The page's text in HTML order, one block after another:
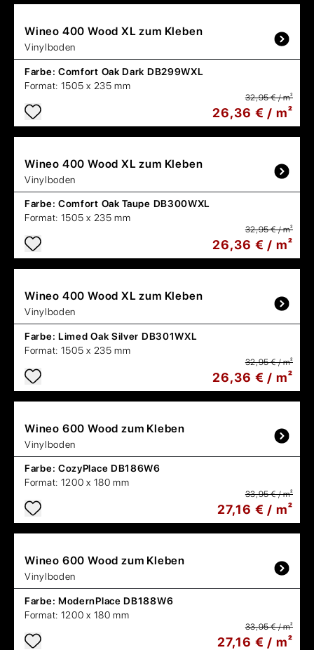
Wineo 400 Wood XL zum Kleben
Vinylboden
Farbe: Comfort Oak Dark DB299WXL
Format: 1505 x 235 mm
32,95 € / m²
26,36 € / m²
Wineo 400 Wood XL zum Kleben
Vinylboden
Farbe: Comfort Oak Taupe DB300WXL
Format: 1505 x 235 mm
32,95 € / m²
26,36 € / m²
Wineo 400 Wood XL zum Kleben
Vinylboden
Farbe: Limed Oak Silver DB301WXL
Format: 1505 x 235 mm
32,95 € / m²
26,36 € / m²
Wineo 600 Wood zum Kleben
Vinylboden
Farbe: CozyPlace DB186W6
Format: 1200 x 180 mm
33,95 € / m²
27,16 € / m²
Wineo 600 Wood zum Kleben
Vinylboden
Farbe: ModernPlace DB188W6
Format: 1200 x 180 mm
33,95 € / m²
27,16 € / m²